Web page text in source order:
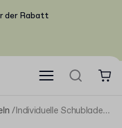
der Rabatt
Individuelle Schubladenschachtel für Dessous